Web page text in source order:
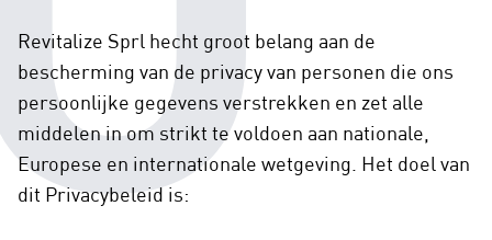
Revitalize Sprl hecht groot belang aan de
bescherming van de privacy van personen die ons
persoonlijke gegevens verstrekken en zet alle
middelen in om strikt te voldoen aan nationale,
Europese en internationale wetgeving. Het doel van
dit Privacybeleid is: